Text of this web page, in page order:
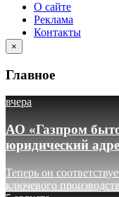
О сайте
Реклама
Контакты
×
Главное
вчера
АО «Газпром
юридический
Теперь он
ключевого